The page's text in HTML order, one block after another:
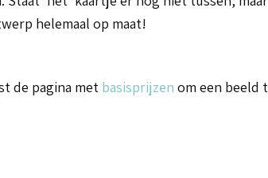
helemaal op maat!
de pagina met basisprijzen om een beeld